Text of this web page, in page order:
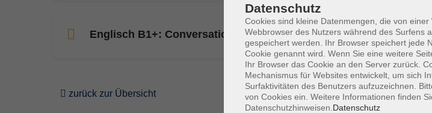
Englisch B1+: Conversation and Grammar (ab Unit 7)
zurück zur Übersicht
Datenschutz
Cookies sind kleine Datenmengen, die von
Webbrowser des Nutzers während des Surfens
gespeichert werden. Ihr Browser speichert jede
Cookie genannt wird. Wenn Sie eine weitere
Ihr Browser das Cookie an den Server zurück.
Mechanismus für Websites entwickelt, um sich
Surfaktivitäten des Benutzers aufzuzeichnen.
von Cookies ein. Weitere Informationen finden
Datenschutzhinweisen. Datenschutz